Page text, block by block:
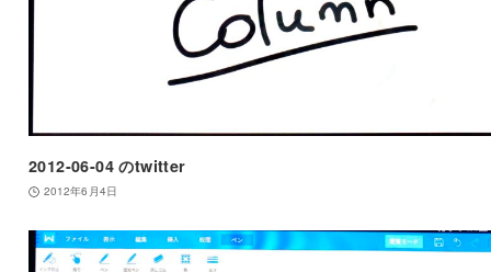
2012-06-04 のtwitter
2012年6月4日